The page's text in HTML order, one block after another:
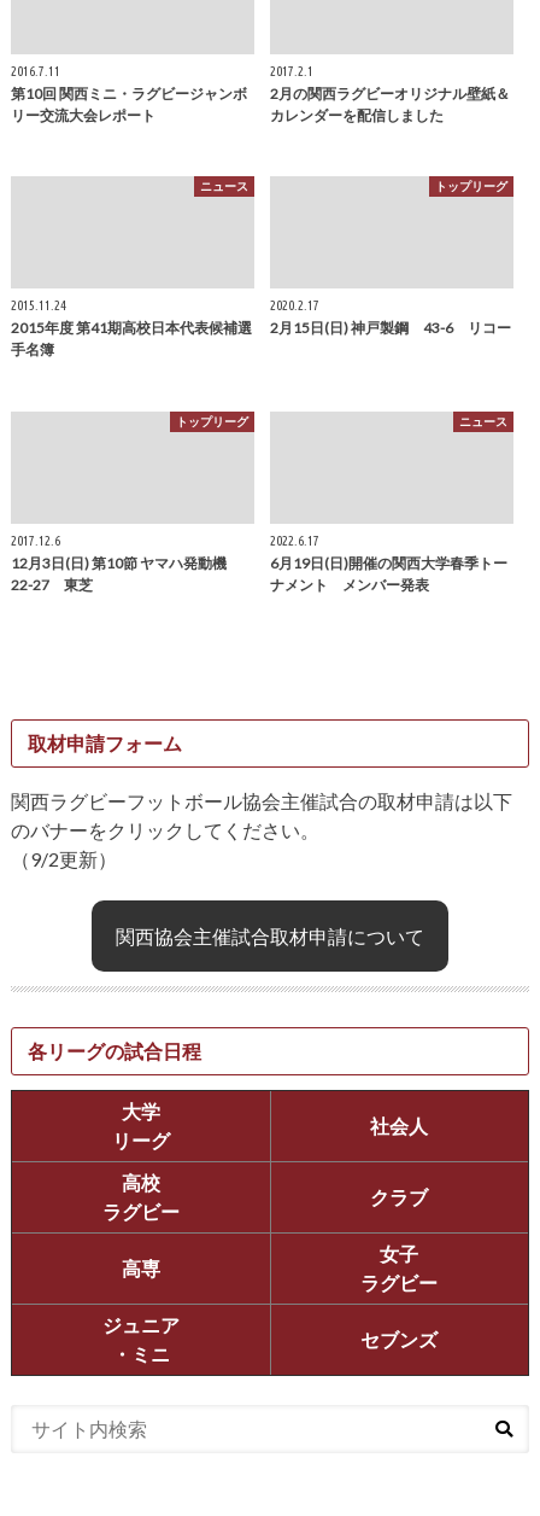
2016.7.11
第10回 関西ミニ・ラグビージャンボ
リー交流大会レポート
2017.2.1
2月の関西ラグビーオリジナル壁紙＆
カレンダーを配信しました
ニュース
2015.11.24
2015年度 第41期高校日本代表候補選
手名簿
トップリーグ
2020.2.17
2月15日(日) 神戸製鋼 43-6 リコー
トップリーグ
2017.12.6
12月3日(日) 第10節 ヤマハ発動機
22-27 東芝
ニュース
2022.6.17
6月19日(日)開催の関西大学春季トー
ナメント メンバー発表
取材申請フォーム
関西ラグビーフットボール協会主催試合の取材申請は以下
のバナーをクリックしてください。
（9/2更新）
関西協会主催試合取材申請について
各リーグの試合日程
大学
リーグ
社会人
高校
ラグビー
クラブ
高専
女子
ラグビー
ジュニア
・ミニ
セブンズ